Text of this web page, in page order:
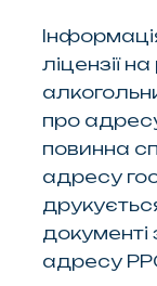
ліцензії
про
повинна
адресу
адресу